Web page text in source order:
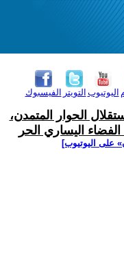
الفيسبوك التويتر اليوتيوب
الحوار المتمدن،
اليساري الحر
على اليوتيوب]